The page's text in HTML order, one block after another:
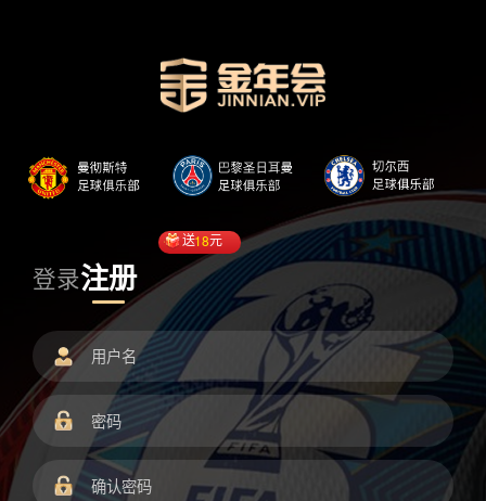
登录注册
送18元